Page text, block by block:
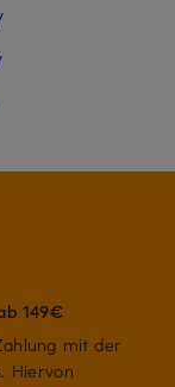
149€
mit der
Hiervon